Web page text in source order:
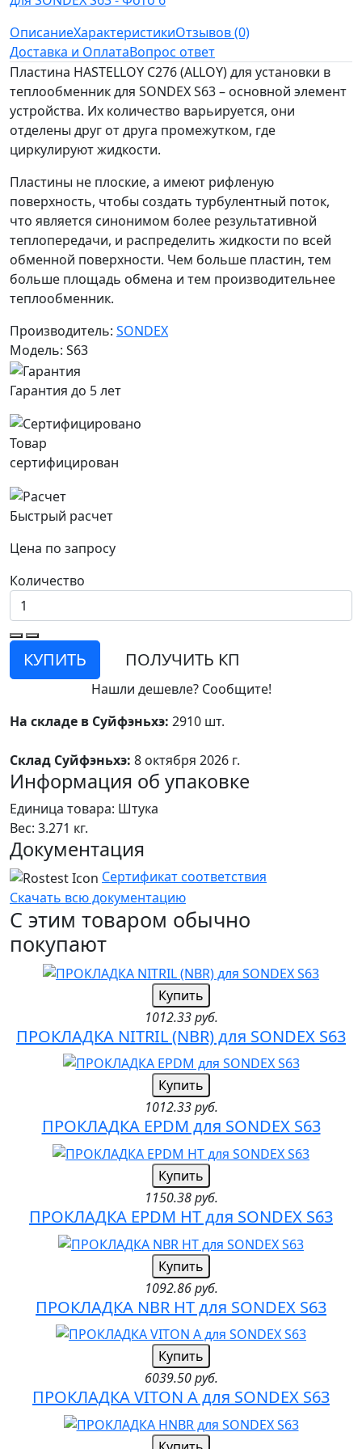
ОписаниеХарактеристикиОтзывов (0)
Доставка и ОплатаВопрос ответ
Пластина HASTELLOY C276 (ALLOY) для установки в
теплообменник для SONDEX S63 – основной элемент
устройства. Их количество варьируется, они
отделены друг от друга промежутком, где
циркулируют жидкости.
Пластины не плоские, а имеют рифленую
поверхность, чтобы создать турбулентный поток,
что является синонимом более результативной
теплопередачи, и распределить жидкости по всей
обменной поверхности. Чем больше пластин, тем
больше площадь обмена и тем производительнее
теплообменник.
Производитель: SONDEX
Модель: S63
Гарантия до 5 лет
Товар
сертифицирован
Быстрый расчет
Цена по запросу
Количество
КУПИТЬ ПОЛУЧИТЬ КП
Нашли дешевле? Сообщите!
На складе в Суйфэньхэ: 2910 шт.
Склад Суйфэньхэ: 8 октября 2026 г.
Информация об упаковке
Единица товара: Штука
Вес: 3.271 кг.
Документация
Сертификат соответствия
Скачать всю документацию
С этим товаром обычно
покупают
Купить
1012.33 руб.
ПРОКЛАДКА NITRIL (NBR) для SONDEX S63
Купить
1012.33 руб.
ПРОКЛАДКА EPDM для SONDEX S63
Купить
1150.38 руб.
ПРОКЛАДКА EPDM HT для SONDEX S63
Купить
1092.86 руб.
ПРОКЛАДКА NBR HT для SONDEX S63
Купить
6039.50 руб.
ПРОКЛАДКА VITON A для SONDEX S63